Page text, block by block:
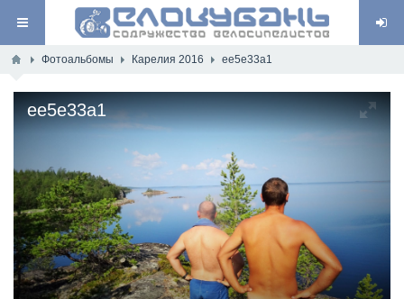
Фотоальбомы Карелия 2016 ee5e33a1
ee5e33a1